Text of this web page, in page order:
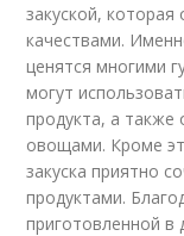
закуской,
качествами.
ценятся многими
могут
продукта, а также
овощами. Кроме
закуска приятно
продуктами.
приготовленной в